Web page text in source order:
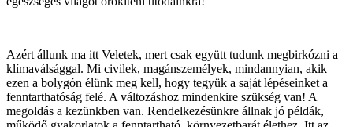
Azért állunk ma itt Veletek, mert csak együtt tudunk megbirkózni a
klímaválsággal. Mi civilek, magánszemélyek, mindannyian, akik
ezen a bolygón élünk meg kell, hogy tegyük a saját lépéseinket a
fenntarthatóság felé. A változáshoz mindenkire szükség van! A
megoldás a kezünkben van. Rendelkezésünkre állnak jó példák,